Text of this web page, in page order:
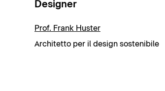
Designer
Prof. Frank Huster
Architetto per il design sostenibile